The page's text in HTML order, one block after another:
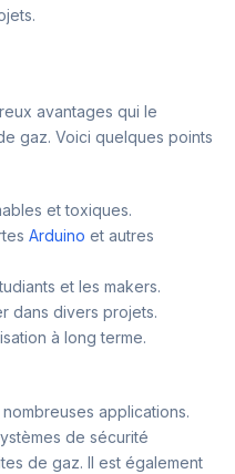
avantages qui le
gaz. Voici quelques points
et toxiques.
Arduino et autres
et les makers.
dans divers projets.
à long terme.
applications.
de sécurité
de gaz. Il est également